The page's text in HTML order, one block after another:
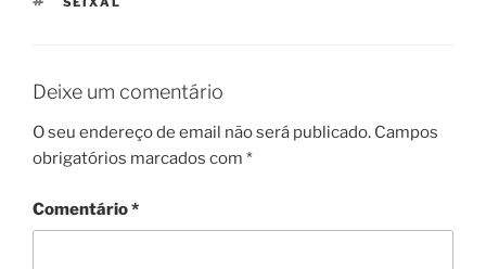
Deixe um comentário
O seu endereço de email não será publicado. Campos
obrigatórios marcados com *
Comentário*